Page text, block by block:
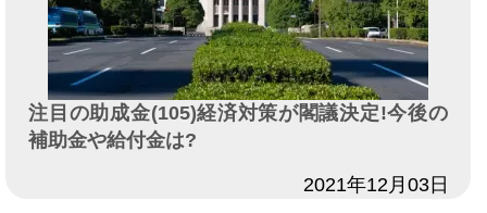
注目の助成金(105)経済対策が閣議決定!今後の
補助金や給付金は?
2021年12月03日